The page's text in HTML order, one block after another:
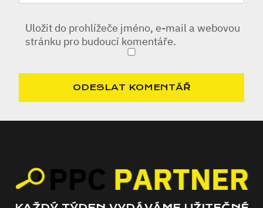
Uložit do prohlížeče jméno, e-mail a webovou
stránku pro budoucí komentáře.